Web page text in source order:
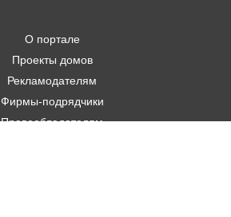
О портале
Проекты домов
Рекламодателям
Фирмы-подрядчики
Правообладателям